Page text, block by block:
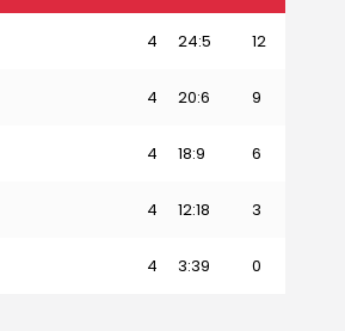
4 24:5 12
4 20:6 9
4 18:9 6
4 12:18 3
4 3:39 0